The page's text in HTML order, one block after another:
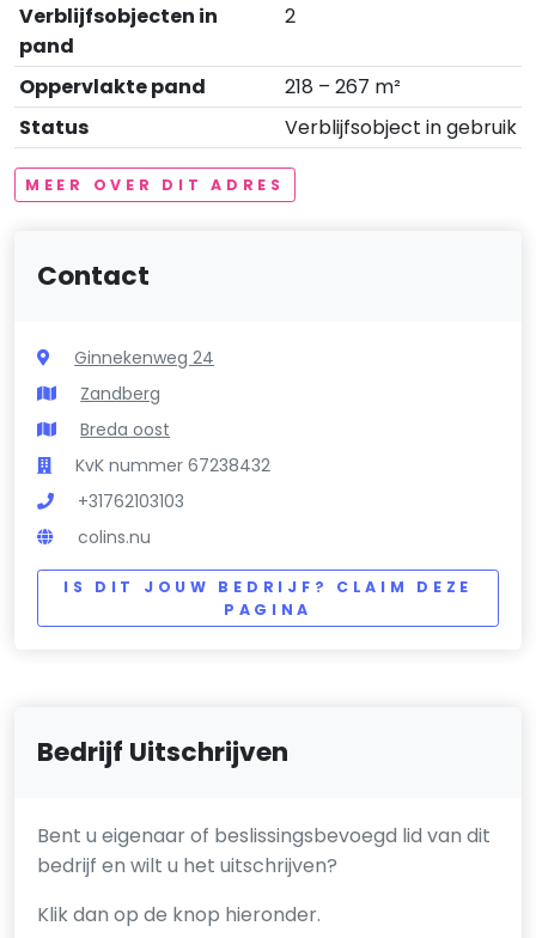
Verblijfsobjecten in
pand
2
Oppervlakte pand
218 – 267 m²
Status
Verblijfsobject in gebruik
MEER OVER DIT ADRES
Contact
Ginnekenweg 24
Zandberg
Breda oost
KvK nummer 67238432
+31762103103
colins.nu
IS DIT JOUW BEDRIJF? CLAIM DEZE
PAGINA
Bedrijf Uitschrijven
Bent u eigenaar of beslissingsbevoegd lid van dit
bedrijf en wilt u het uitschrijven?
Klik dan op de knop hieronder.